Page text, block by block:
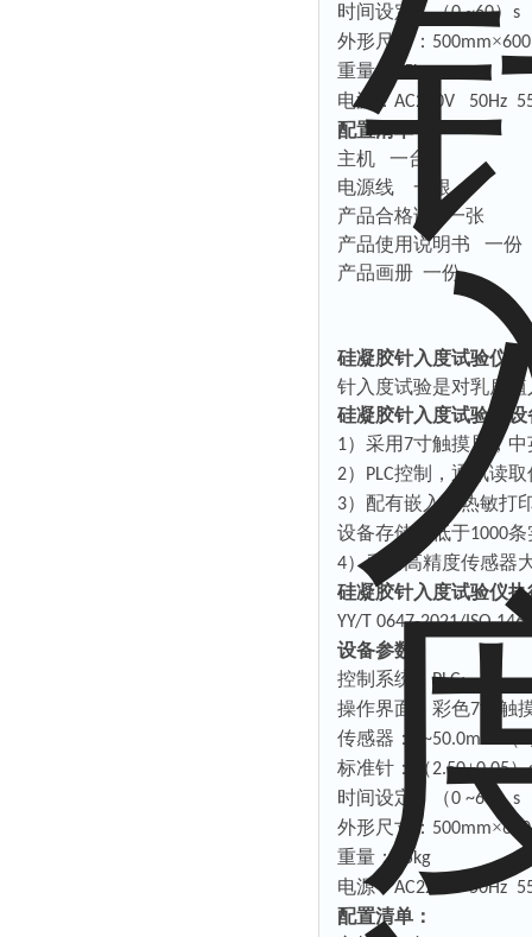
时间设定：（0 ~60） s
外形尺寸： 500mm×
重量：
电源：AC220V 50Hz
配置清单：
主机 一台
电源线 一根
产品合格证 一张
产品使用说明书 一份
产品画册 一份
硅凝胶针入度试验仪概
针入度试验是对乳房
硅凝胶针入度试验仪设
1） 采用 7寸触摸屏，中
2） PLC控制，通讯读
3）配有嵌入式热敏打
设备存储不低于1000条
4）采用高精度传感器
硅凝胶针入度试验仪执
YY/T 0647-2021/ISO
设备参数：
控制系统：PLC;
操作界面：彩色7寸触
传感器：
0~50.0mm
标准针：（2.50±0.05）
时间设定：（0 ~60 ）s
外形尺寸： 500mm×
重量： 25kg
电源：AC220V 50Hz
配置清单：